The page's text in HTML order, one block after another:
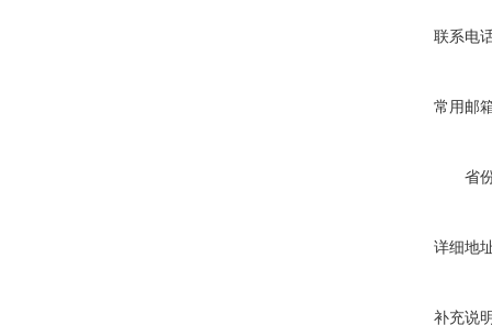
联系电
常用邮
省
详细地
补充说